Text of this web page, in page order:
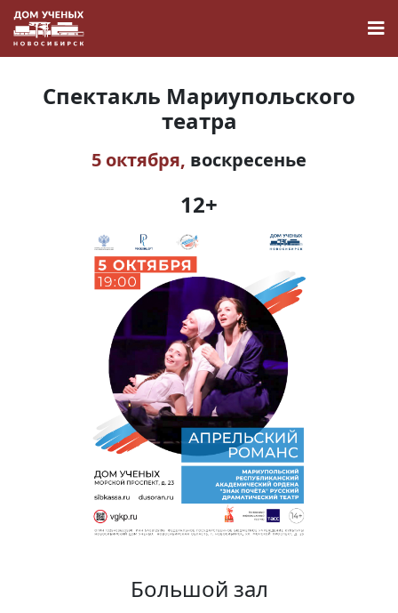
Новости
О Доме учёных
Виртуальный тур
Контакты
Вакансии
Спектакль Мариупольского
театра
5 октября, воскресенье
12+
Большой зал